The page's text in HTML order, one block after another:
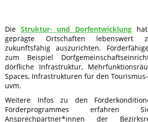
Die Struktur- und Dorfentwicklung
geprägte Ortschaften
zukunftsfähig auszurichten.
zum Beispiel
dörfliche Infrastruktur,
Spaces, Infrastrukturen für den
uvm.
Weitere Infos zu den
Förderprogrammes
Ansprechpartner*innen der